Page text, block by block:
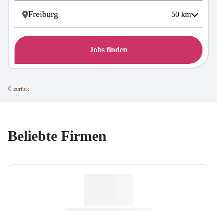
50 km
Jobs finden
zurück
Beliebte Firmen